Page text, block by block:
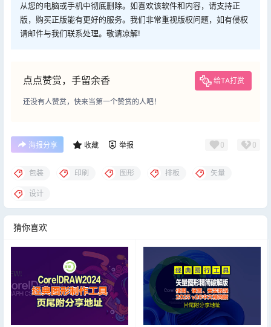
从您的电脑或手机中彻底删除。如喜欢该软件和内容，请支持正
版，购买正版能有更好的服务。我们非常重视版权问题，如有侵权
请邮件与我们联系处理。敬请凉解!
点点赞赏，手留余香 给TA打赏
还没有人赞赏，快来当第一个赞赏的人吧！
海报分享 收藏 举报 0 0
包装 印刷 图形 排板 矢量
设计
猜你喜欢